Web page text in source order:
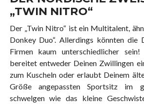
„TWIN NITRO“
Der „Twin Nitro“ ist ein Multitalent,
Donkey Duo“. Allerdings könnten die
Firmen kaum unterschiedlicher
bereitet entweder Deinen Zwillingen
zum Kuscheln oder erlaubt Deinem
Größe angepassten Sportsitz im
schwelgen wie das kleine